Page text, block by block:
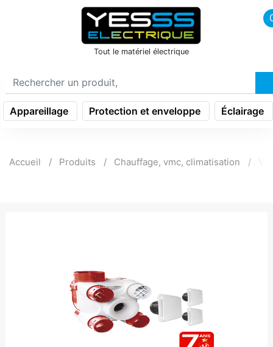
icon menu burger
Tout le matériel électrique
Appareillage Protection et enveloppe Éclairage
Accueil Produits Chauffage, vmc, climatisation